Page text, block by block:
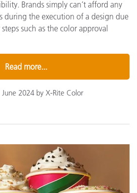
Brands simply can’t afford any
during the execution of a design due
such as the color approval
Read more...
June 2024 by X-Rite Color